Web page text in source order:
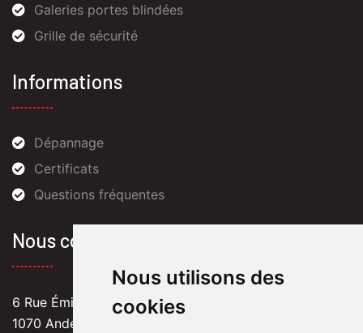
Nous utilisons des
cookies
Galeries portes blindées
Grille de sécurité
Informations
Dépannage
Certificats
Questions fréquentes
Nous contactez
6 Rue Émile Versé,
1070 Anderlecht